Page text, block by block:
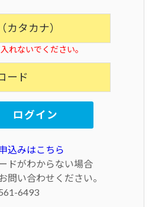
れないでください。
込みはこちら
ドがわからない場合
問い合わせください。
6493